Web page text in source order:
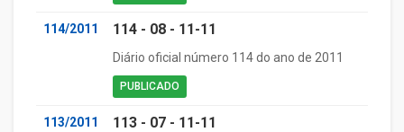
114/2011 114 - 08 - 11-11
Diário oficial número 114 do ano de 2011
PUBLICADO
113/2011 113 - 07 - 11-11